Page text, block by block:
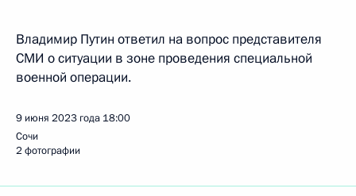
Владимир Путин ответил на вопрос представителя
СМИ о ситуации в зоне проведения специальной
военной операции.
9 июня 2023 года 18:00
Сочи
2 фотографии